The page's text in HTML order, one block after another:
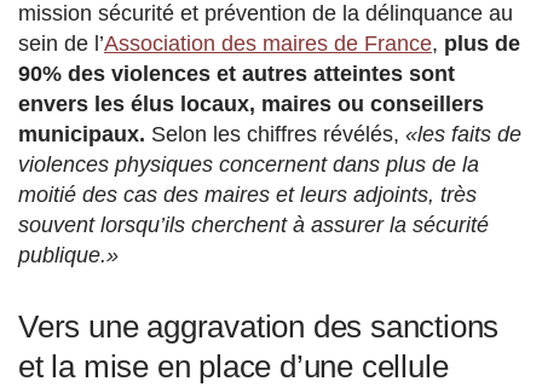
mission sécurité et prévention de la délinquance au
sein de l’Association des maires de France, plus de
90% des violences et autres atteintes sont
envers les élus locaux, maires ou conseillers
municipaux. Selon les chiffres révélés, «les faits de
violences physiques concernent dans plus de la
moitié des cas des maires et leurs adjoints, très
souvent lorsqu’ils cherchent à assurer la sécurité
publique.»
Vers une aggravation des sanctions
et la mise en place d’une cellule